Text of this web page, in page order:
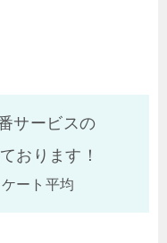
サービスの
おります！
ート平均